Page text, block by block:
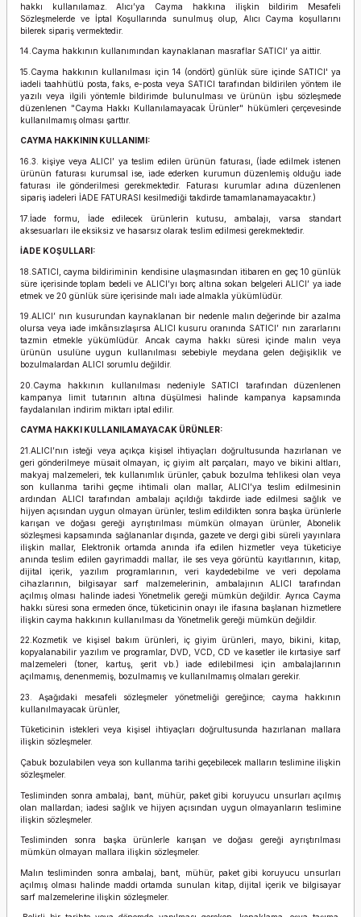
hakkı kullanılamaz. Alıcı’ya Cayma hakkına ilişkin bildirim Mesafeli
Sözleşmelerde ve İptal Koşullarında sunulmuş olup, Alıcı Cayma koşullarını
bilerek sipariş vermektedir.
14.Cayma hakkının kullanımından kaynaklanan masraflar SATICI’ ya aittir.
15.Cayma hakkının kullanılması için 14 (ondört) günlük süre içinde SATICI' ya
iadeli taahhütlü posta, faks, e-posta veya SATICI tarafından bildirilen yöntem ile
yazılı veya ilgili yöntemle bildirimde bulunulması ve ürünün işbu sözleşmede
düzenlenen "Cayma Hakkı Kullanılamayacak Ürünler" hükümleri çerçevesinde
kullanılmamış olması şarttır.
CAYMA HAKKININ KULLANIMI:
16.3. kişiye veya ALICI’ ya teslim edilen ürünün faturası, (İade edilmek istenen
ürünün faturası kurumsal ise, iade ederken kurumun düzenlemiş olduğu iade
faturası ile gönderilmesi gerekmektedir. Faturası kurumlar adına düzenlenen
sipariş iadeleri İADE FATURASI kesilmediği takdirde tamamlanamayacaktır.)
17.İade formu, İade edilecek ürünlerin kutusu, ambalajı, varsa standart
aksesuarları ile eksiksiz ve hasarsız olarak teslim edilmesi gerekmektedir.
İADE KOŞULLARI:
18.SATICI, cayma bildiriminin kendisine ulaşmasından itibaren en geç 10 günlük
süre içerisinde toplam bedeli ve ALICI’yı borç altına sokan belgeleri ALICI’ ya iade
etmek ve 20 günlük süre içerisinde malı iade almakla yükümlüdür.
19.ALICI’ nın kusurundan kaynaklanan bir nedenle malın değerinde bir azalma
olursa veya iade imkânsızlaşırsa ALICI kusuru oranında SATICI’ nın zararlarını
tazmin etmekle yükümlüdür. Ancak cayma hakkı süresi içinde malın veya
ürünün usulüne uygun kullanılması sebebiyle meydana gelen değişiklik ve
bozulmalardan ALICI sorumlu değildir.
20.Cayma hakkının kullanılması nedeniyle SATICI tarafından düzenlenen
kampanya limit tutarının altına düşülmesi halinde kampanya kapsamında
faydalanılan indirim miktarı iptal edilir.
CAYMA HAKKI KULLANILAMAYACAK ÜRÜNLER:
21.ALICI’nın isteği veya açıkça kişisel ihtiyaçları doğrultusunda hazırlanan ve
geri gönderilmeye müsait olmayan, iç giyim alt parçaları, mayo ve bikini altları,
makyaj malzemeleri, tek kullanımlık ürünler, çabuk bozulma tehlikesi olan veya
son kullanma tarihi geçme ihtimali olan mallar, ALICI’ya teslim edilmesinin
ardından ALICI tarafından ambalajı açıldığı takdirde iade edilmesi sağlık ve
hijyen açısından uygun olmayan ürünler, teslim edildikten sonra başka ürünlerle
karışan ve doğası gereği ayrıştırılması mümkün olmayan ürünler, Abonelik
sözleşmesi kapsamında sağlananlar dışında, gazete ve dergi gibi süreli yayınlara
ilişkin mallar, Elektronik ortamda anında ifa edilen hizmetler veya tüketiciye
anında teslim edilen gayrimaddi mallar, ile ses veya görüntü kayıtlarının, kitap,
dijital içerik, yazılım programlarının, veri kaydedebilme ve veri depolama
cihazlarının, bilgisayar sarf malzemelerinin, ambalajının ALICI tarafından
açılmış olması halinde iadesi Yönetmelik gereği mümkün değildir. Ayrıca Cayma
hakkı süresi sona ermeden önce, tüketicinin onayı ile ifasına başlanan hizmetlere
ilişkin cayma hakkının kullanılması da Yönetmelik gereği mümkün değildir.
22.Kozmetik ve kişisel bakım ürünleri, iç giyim ürünleri, mayo, bikini, kitap,
kopyalanabilir yazılım ve programlar, DVD, VCD, CD ve kasetler ile kırtasiye sarf
malzemeleri (toner, kartuş, şerit vb.) iade edilebilmesi için ambalajlarının
açılmamış, denenmemiş, bozulmamış ve kullanılmamış olmaları gerekir.
23. Aşağıdaki mesafeli sözleşmeler yönetmeliği gereğince; cayma hakkının
kullanılmayacak ürünler,
Tüketicinin istekleri veya kişisel ihtiyaçları doğrultusunda hazırlanan mallara
ilişkin sözleşmeler.
Çabuk bozulabilen veya son kullanma tarihi geçebilecek malların teslimine ilişkin
sözleşmeler.
Tesliminden sonra ambalaj, bant, mühür, paket gibi koruyucu unsurları açılmış
olan mallardan; iadesi sağlık ve hijyen açısından uygun olmayanların teslimine
ilişkin sözleşmeler.
Tesliminden sonra başka ürünlerle karışan ve doğası gereği ayrıştırılması
mümkün olmayan mallara ilişkin sözleşmeler.
Malın tesliminden sonra ambalaj, bant, mühür, paket gibi koruyucu unsurları
açılmış olması halinde maddi ortamda sunulan kitap, dijital içerik ve bilgisayar
sarf malzemelerine ilişkin sözleşmeler.